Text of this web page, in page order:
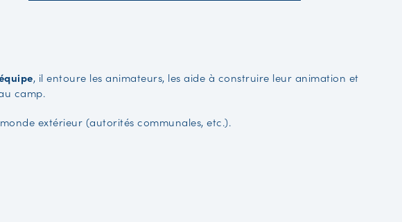
, il entoure les animateurs, les aide à construire leur animation et
camp.
extérieur (autorités communales, etc.).